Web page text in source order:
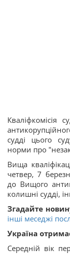
Кваліфкомісія
судді цього
норми про
Вища
четвер, 7
до Вищого
колишні судді,
Згадайте
інші меседжі
Україна
Середній вік